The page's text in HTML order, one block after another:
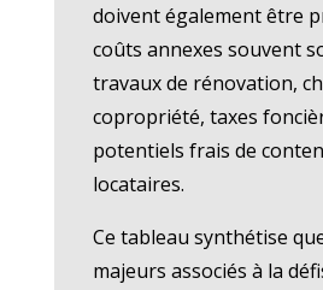
doivent également être
coûts annexes souvent
travaux de rénovation,
copropriété, taxes
potentiels frais de
locataires.
Ce tableau synthétise
majeurs associés à la